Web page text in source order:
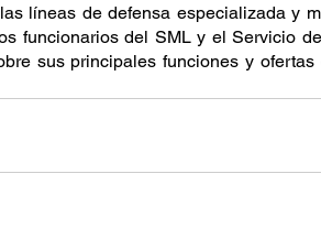
líneas de defensa especializada y
funcionarios del SML y el Servicio
sus principales funciones y